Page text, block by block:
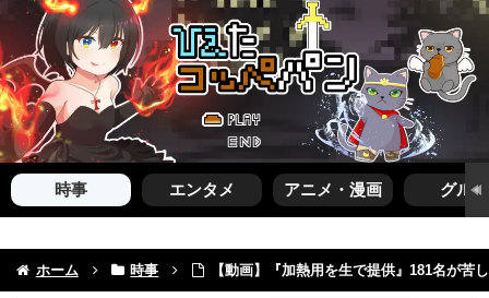
時事 エンタメ アニメ・漫画 グルメ
ホーム 時事 【動画】『加熱用を生で提供』181名が